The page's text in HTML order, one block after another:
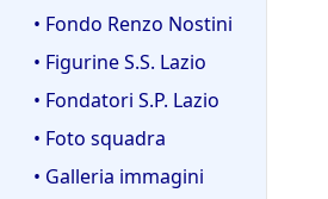
• Fondo Renzo Nostini
• Figurine S.S. Lazio
• Fondatori S.P. Lazio
• Foto squadra
• Galleria immagini